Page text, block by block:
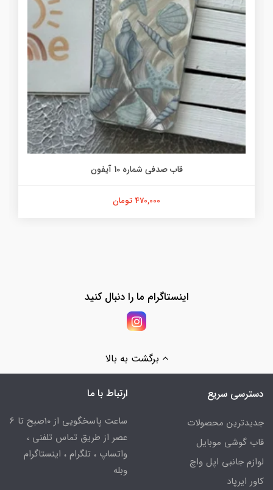
قاب صدفی شماره 10 آیفون
470,000 تومان
اینستاگرام ما را دنبال کنید
برگشت به بالا
دسترسی سریع
جدیدترین محصولات
قاب گوشی موبایل
لوازم جانبی اپل واچ
کاور ایرپاد
ارتباط با ما
ساعت پاسخگویی از 10صبح تا 6
عصر از طریق تماس تلفنی ،
واتساپ ، تلگرام ، اینستاگرام
وبله